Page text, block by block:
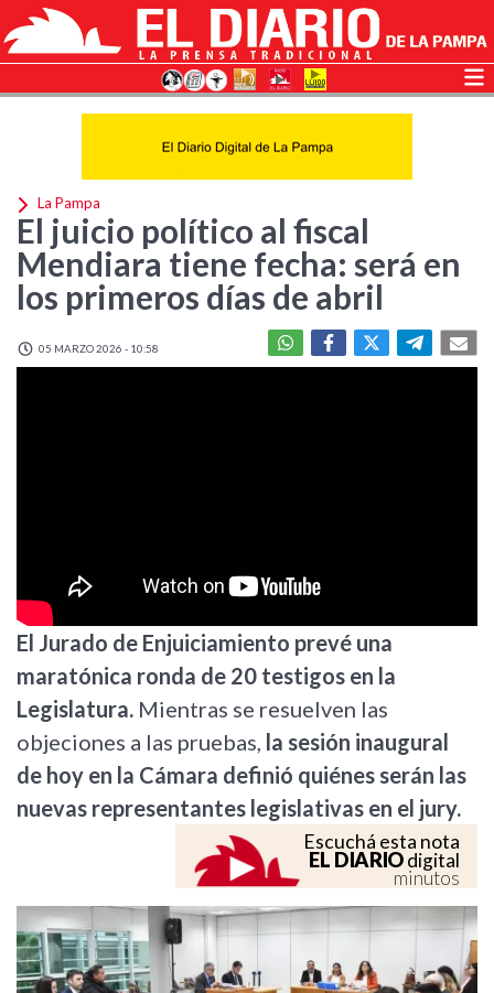
La Pampa
El juicio político al fiscal
Mendiara tiene fecha: será en
los primeros días de abril
05 MARZO 2026 - 10:58
El Jurado de Enjuiciamiento prevé una
maratónica ronda de 20 testigos en la
Legislatura. Mientras se resuelven las
objeciones a las pruebas, la sesión inaugural
de hoy en la Cámara definió quiénes serán las
nuevas representantes legislativas en el jury.
Escuchá esta nota
EL DIARIOdigital
minutos